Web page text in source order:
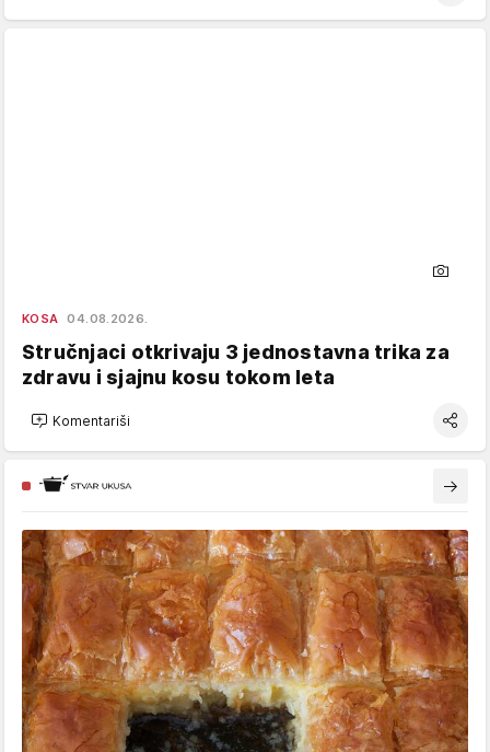
KOSA 04.08.2026.
Stručnjaci otkrivaju 3 jednostavna trika za
zdravu i sjajnu kosu tokom leta
Komentariši